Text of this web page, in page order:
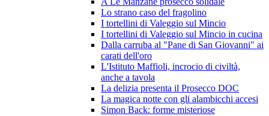
Lo strano caso del fragolino
I tortellini di Valeggio sul Mincio
I tortellini di Valeggio sul Mincio in cucina
Dalla carruba al "Pane di San Giovanni" ai
carati dell'oro
L'Istituto Maffioli, incrocio di civiltà,
anche a tavola
La delizia presenta il Prosecco DOC
La magica notte con gli alambicchi accesi
Simon Back: forme misteriose